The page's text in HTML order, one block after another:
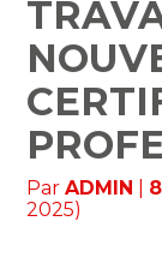
ParADMIN
2025)